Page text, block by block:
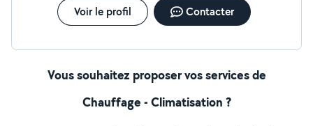
Voir le profil Contacter
Vous souhaitez proposer vos services de
Chauffage - Climatisation ?